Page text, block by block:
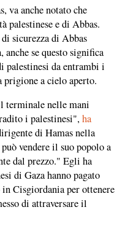
va anche notato che
palestinese e di Abbas.
sicurezza di Abbas
se questo significa
palestinesi da entrambi i
a cielo aperto.
terminale nelle mani
i palestinesi",ha
di Hamas nella
vendere il suo popolo a
dal prezzo." Egli ha
di Gaza hanno pagato
Cisgiordania per ottenere
di attraversare il